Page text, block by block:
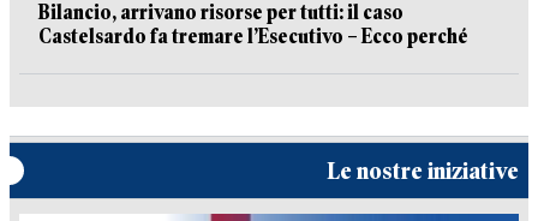
Bilancio, arrivano risorse per tutti: il caso
Castelsardo fa tremare l’Esecutivo – Ecco perché
Le nostre iniziative